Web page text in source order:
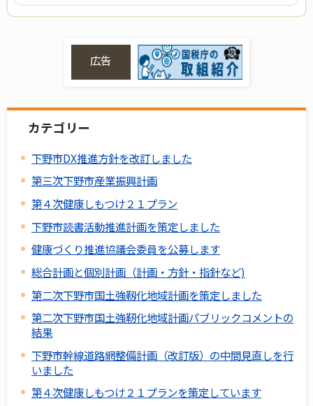
広告
カテゴリー
下野市DX推進方針を改訂しました
第三次下野市産業振興計画
第４次健康しもつけ２１プラン
下野市読書活動推進計画を策定しました
健康づくり推進協議会委員を公募します
総合計画と個別計画（計画・方針・指針など)
第二次下野市国土強靱化地域計画を策定しました
第二次下野市国土強靭化地域計画パブリックコメントの
結果
下野市幹線道路網整備計画（改訂版）の中間見直しを行
いました
第４次健康しもつけ２１プランを策定しています